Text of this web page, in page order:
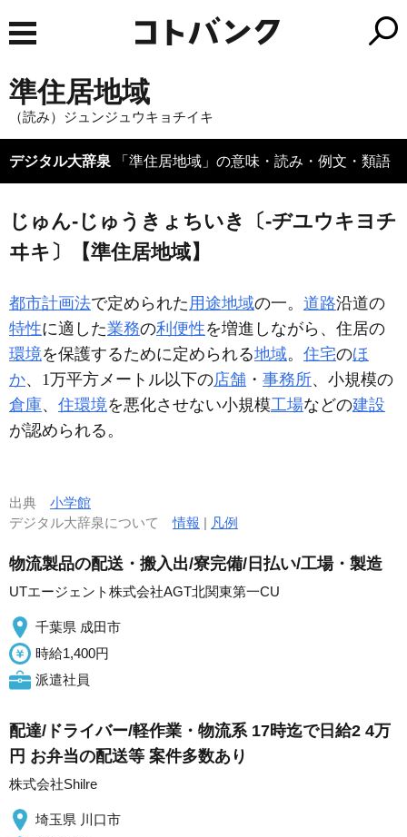
準住居地域
（読み）ジュンジュウキョチイキ
デジタル大辞泉 「準住居地域」の意味・読み・例文・類語
じゅん‐じゅうきょちいき〔‐ヂユウキヨチ
ヰキ〕【準住居地域】
都市計画法で定められた用途地域の一。 道路沿道の
特性に適した業務の利便性を増進しながら、住居の
環境を保護するために定められる地域。 住宅のほ
か、1万平方メートル以下の店舗 ・ 事務所、小規模の
倉庫、 住環境を悪化させない小規模工場などの建設
が認められる。
出典 小学館
デジタル大辞泉について情報 | 凡例
物流製品の配送・搬入出/寮完備/日払い/工場・製造
UTエージェント株式会社AGT北関東第一CU
千葉県 成田市
時給1,400円
派遣社員
配達/ドライバー/軽作業・物流系 17時迄で日給2 4万
円 お弁当の配送等 案件多数あり
株式会社Shilre
埼玉県 川口市